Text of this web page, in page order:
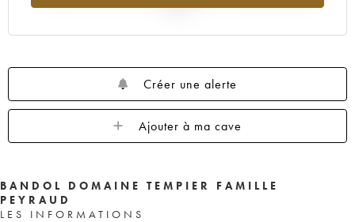
Créer une alerte
Ajouter à ma cave
BANDOL DOMAINE TEMPIER FAMILLE
PEYRAUD
LES INFORMATIONS